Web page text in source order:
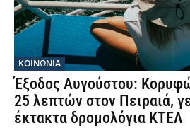
ΚΟΙΝΩΝΙΑ
Έξοδος Αυγούστου:
25 λεπτών στον Πειραιά,
έκτακτα δρομολόγια ΚΤΕΛ